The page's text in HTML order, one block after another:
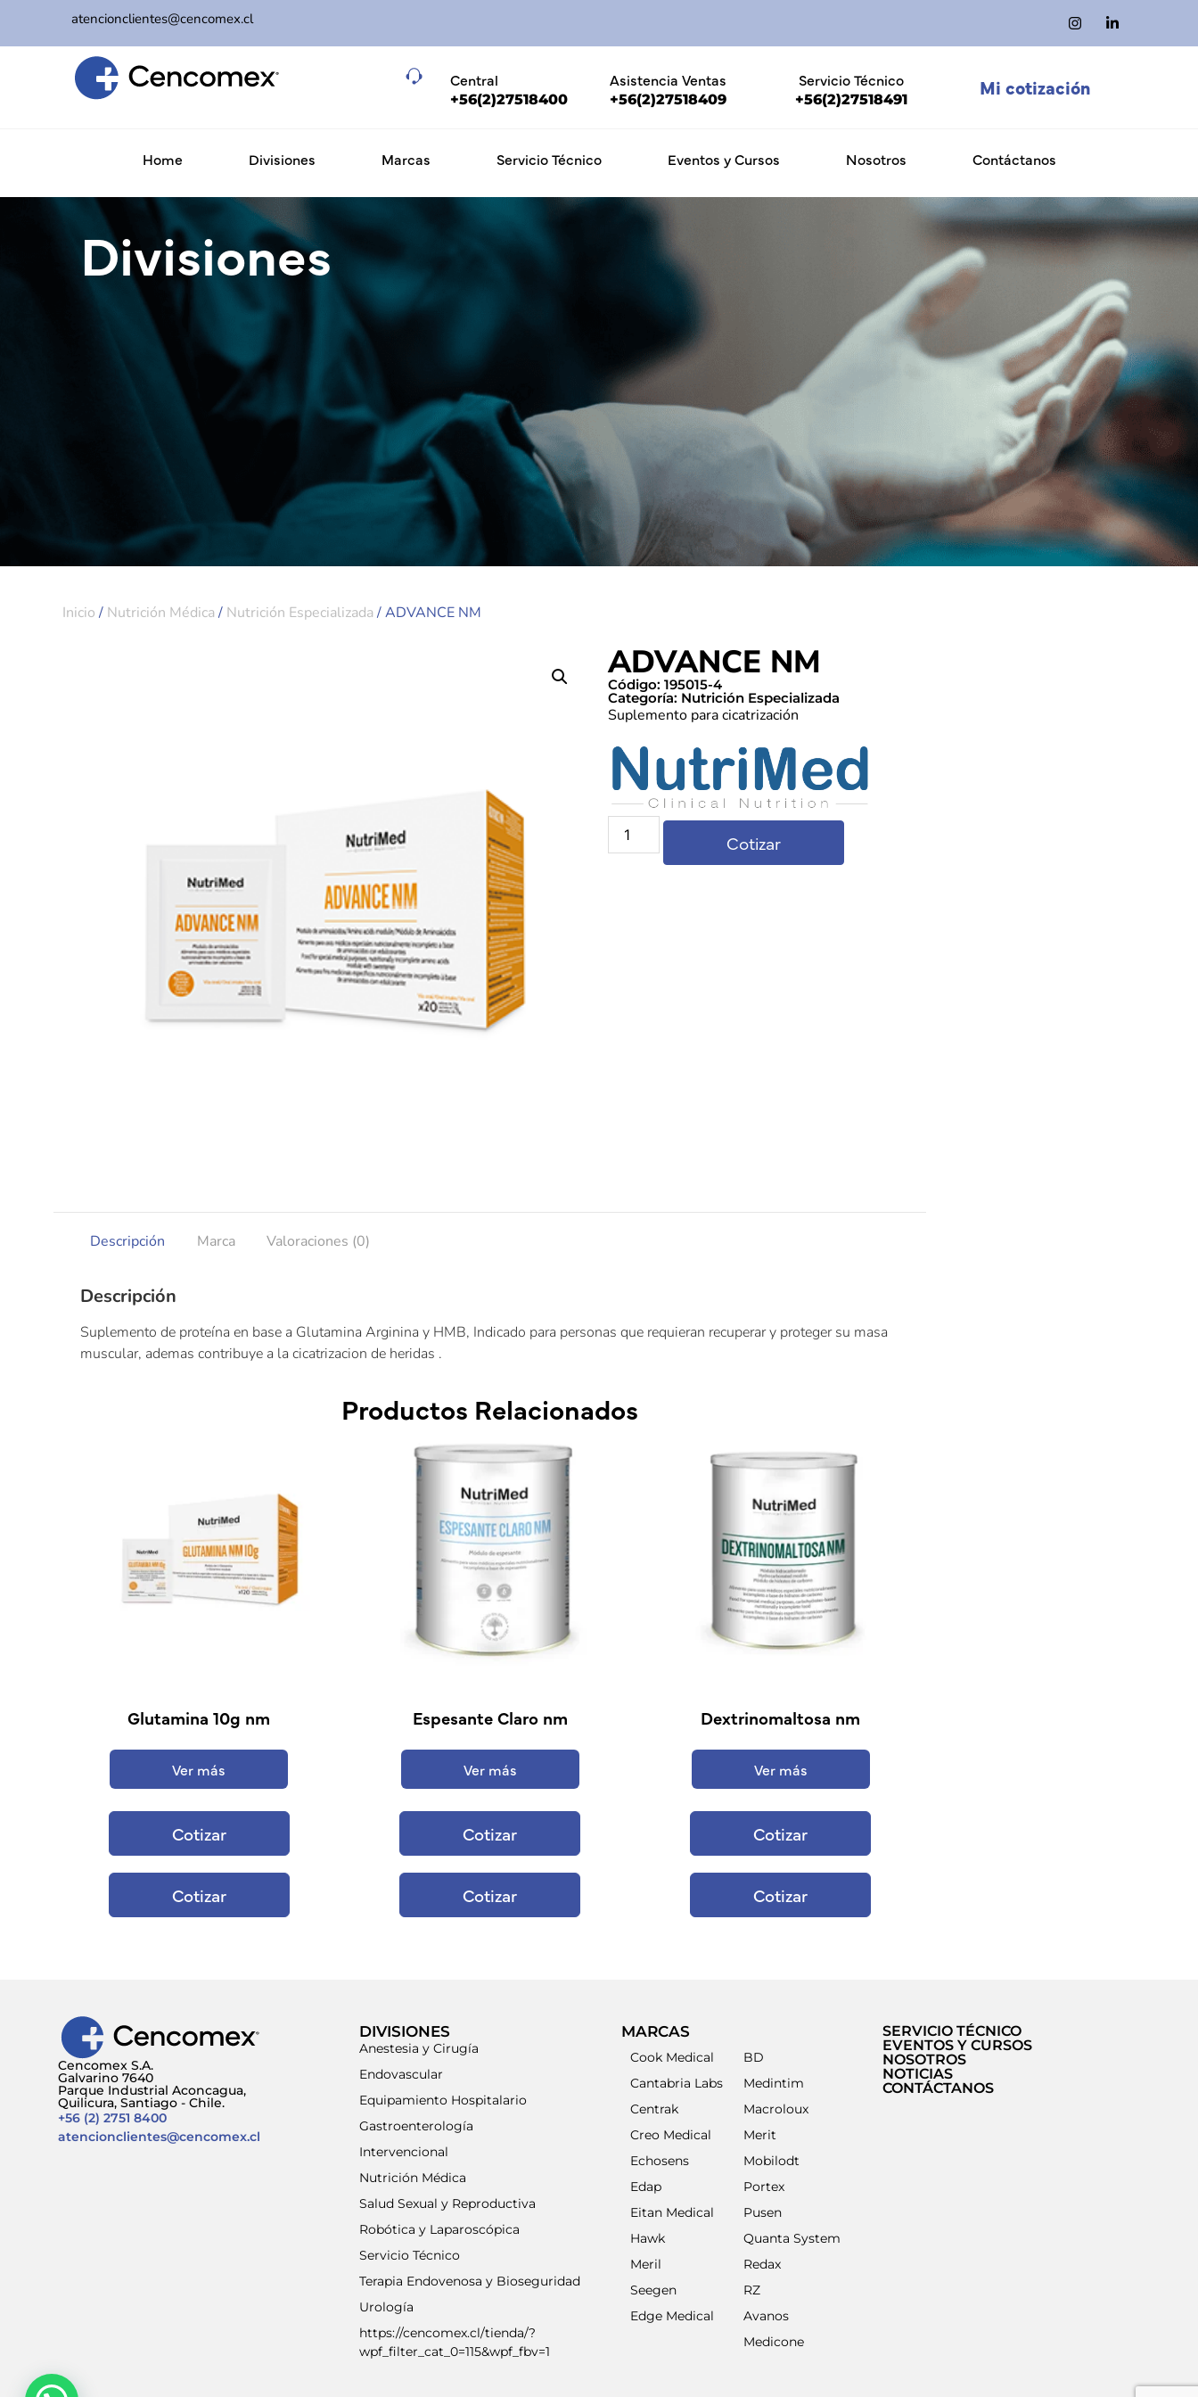
atencionclientes@cencomex.cl
Central
+56(2)27518400
Asistencia Ventas
+56(2)27518409
Servicio Técnico
+56(2)27518491
Mi cotización
Home Divisiones Marcas Servicio Técnico Eventos y Cursos Nosotros Contáctanos
Divisiones
Inicio / Nutrición Médica / Nutrición Especializada / ADVANCE NM
ADVANCE NM
Código: 195015-4
Categoría: Nutrición Especializada
Suplemento para cicatrización
Cotizar
Descripción Marca Valoraciones (0)
Descripción
Suplemento de proteína en base a Glutamina Arginina y HMB, Indicado para personas que requieran recuperar y proteger su masa
muscular, ademas contribuye a la cicatrizacion de heridas .
Productos Relacionados
Glutamina 10g nm
Ver más
Cotizar
Cotizar
Espesante Claro nm
Ver más
Cotizar
Cotizar
Dextrinomaltosa nm
Ver más
Cotizar
Cotizar
Cencomex S.A.
Galvarino 7640
Parque Industrial Aconcagua,
Quilicura, Santiago - Chile.
+56 (2) 2751 8400
atencionclientes@cencomex.cl
DIVISIONES
Anestesia y Cirugía
Endovascular
Equipamiento Hospitalario
Gastroenterología
Intervencional
Nutrición Médica
Salud Sexual y Reproductiva
Robótica y Laparoscópica
Servicio Técnico
Terapia Endovenosa y Bioseguridad
Urología
https://cencomex.cl/tienda/?
wpf_filter_cat_0=115&wpf_fbv=1
MARCAS
Cook Medical
Cantabria Labs
Centrak
Creo Medical
Echosens
Edap
Eitan Medical
Hawk
Meril
Seegen
Edge Medical
BD
Medintim
Macroloux
Merit
Mobilodt
Portex
Pusen
Quanta System
Redax
RZ
Avanos
Medicone
SERVICIO TÉCNICO
EVENTOS Y CURSOS
NOSOTROS
NOTICIAS
CONTÁCTANOS